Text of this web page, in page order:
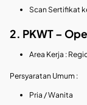
Scan Sertifikat
2. PKWT –
Area Kerja :
Persyaratan Umum :
Pria / Wanita